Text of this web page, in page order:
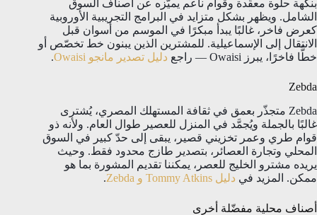
بنكهة حلوة معقّدة وقوام ناعم يميّزه عن أصناف السوق
الشامل. ويظهر بشكل متزايد في البرامج التجريبية الأوروبية
كعرض فاخر، غالبًا يبدأ مبكرًا في الموسم من أسوان قبل
الانتقال إلى الإسماعيلية. للمشترين الذين يبنون خط تخصّص أو
خطًّا فاخرًا، يبرز Owaisi — راجع
دليل تصدير مانجو Owaisi .
Zebda
Zebda متجذّر بعمق في ثقافة المستهلك المصري، يُشترى
غالبًا بالجملة ويُجمَّد في المنزل للعصير طوال العام. ولأنه ذو
قوام طري وعمر تخزيني قصير، يبقى إلى حدّ كبير في السوق
المحلي وتجارة العصائر، بتصدير طازج محدود فقط. وحيث
يريده مشترو الخليج للعصر، يمكننا تقديم المشورة بما هو
ممكن. المزيد في دليل Tommy Atkins و Zebda .
أصناف محلية مفضّلة أخرى